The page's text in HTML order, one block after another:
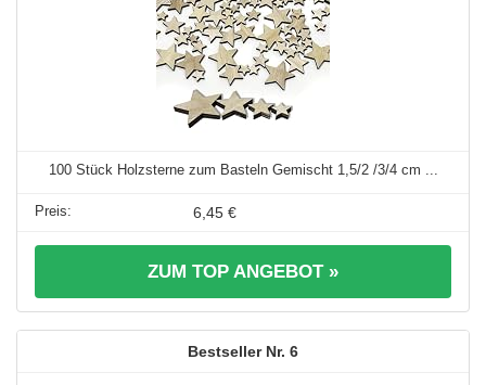
100 Stück Holzsterne zum Basteln Gemischt 1,5/2 /3/4 cm ...
6,45 €
ZUM TOP ANGEBOT »
6